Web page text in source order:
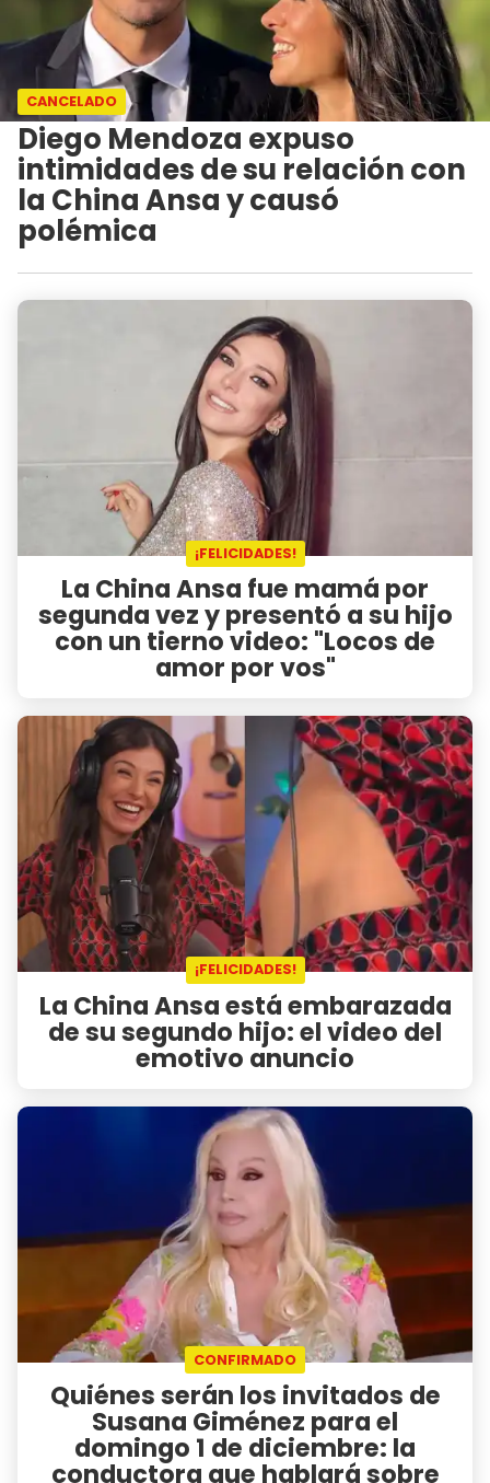
CANCELADO
Diego Mendoza expuso
intimidades de su relación con
la China Ansa y causó
polémica
¡FELICIDADES!
La China Ansa fue mamá por
segunda vez y presentó a su hijo
con un tierno video: "Locos de
amor por vos"
¡FELICIDADES!
La China Ansa está embarazada
de su segundo hijo: el video del
emotivo anuncio
CONFIRMADO
Quiénes serán los invitados de
Susana Giménez para el
domingo 1 de diciembre: la
conductora que hablará sobre